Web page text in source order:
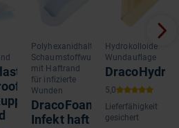
Polyhexanidhaltige
Schaumstoffwundauflage
mit Haftrand
für infizierte
Wunden
DracoFoam
Infekt haft
Hydrokolloide
Wundauflage
DracoHydro
Lieferfähigkeit
gesichert